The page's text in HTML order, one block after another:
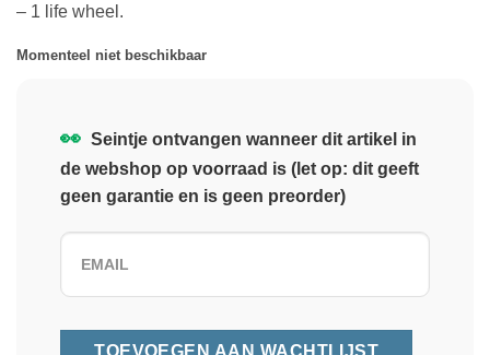
– 1 life wheel.
Momenteel niet beschikbaar
👀 Seintje ontvangen wanneer dit artikel in
de webshop op voorraad is (let op: dit geeft
geen garantie en is geen preorder)